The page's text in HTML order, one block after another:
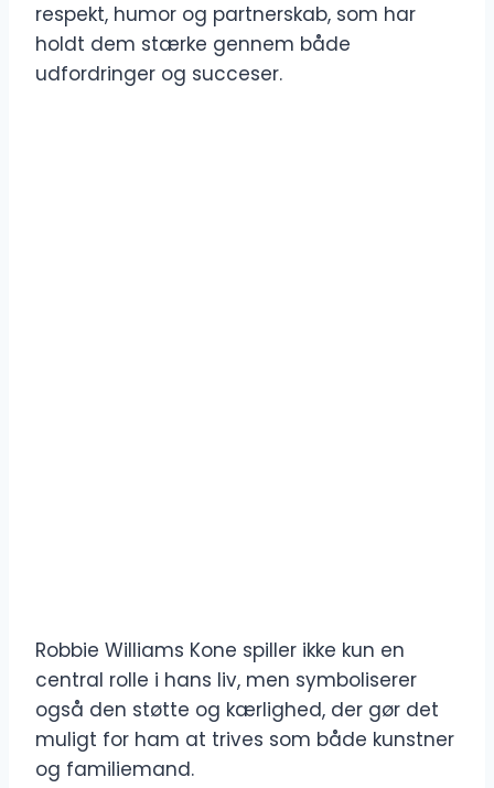
respekt, humor og partnerskab, som har
holdt dem stærke gennem både
udfordringer og succeser.
Robbie Williams Kone spiller ikke kun en
central rolle i hans liv, men symboliserer
også den støtte og kærlighed, der gør det
muligt for ham at trives som både kunstner
og familiemand.